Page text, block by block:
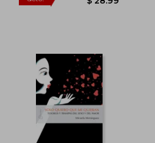
50%
dcto. $ 12.46